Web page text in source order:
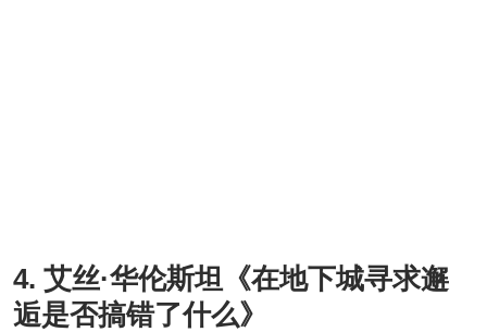
4. 艾丝·华伦斯坦《在地下城寻求邂
逅是否搞错了什么》